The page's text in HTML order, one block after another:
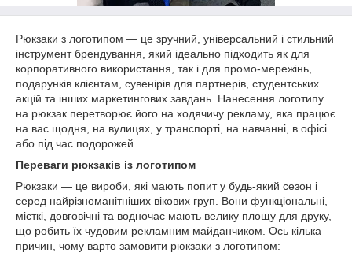
Рюкзаки з логотипом — це зручний, універсальний і стильний
інструмент брендування, який ідеально підходить як для
корпоративного використання, так і для промо-мережінь,
подарунків клієнтам, сувенірів для партнерів, студентських
акцій та інших маркетингових завдань. Нанесення логотипу
на рюкзак перетворює його на ходячичу рекламу, яка працює
на вас щодня, на вулицях, у транспорті, на навчанні, в офісі
або під час подорожей.
Переваги рюкзаків із логотипом
Рюкзаки — це вироби, які мають попит у будь-який сезон і
серед найрізноманітніших вікових груп. Вони функціональні,
місткі, довговічні та водночас мають велику площу для друку,
що робить їх чудовим рекламним майданчиком. Ось кілька
причин, чому варто замовити рюкзаки з логотипом: